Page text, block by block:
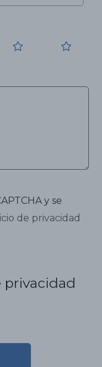
y se
de privacidad
privacidad